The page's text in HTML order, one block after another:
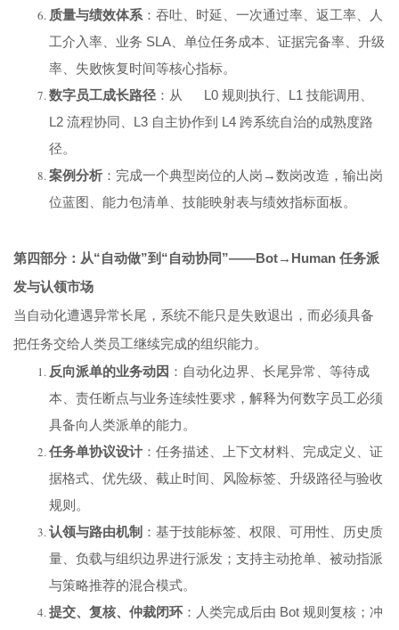
质量与绩效体系 ：吞吐、时延、一次通过率、返工率、人
工介入率、业务 SLA、单位任务成本、证据完备率、升级
率、失败恢复时间等核心指标。
数字员工成长路径 ：从 L0 规则执行、L1 技能调用、
L2 流程协同、L3 自主协作到 L4 跨系统自治的成熟度路
径。
案例分析 ：完成一个典型岗位的人岗→数岗改造，输出岗
位蓝图、能力包清单、技能映射表与绩效指标面板。
第四部分：从“自动做”到“自动协同”——Bot→Human 任务派
发与认领市场
当自动化遭遇异常长尾，系统不能只是失败退出，而必须具备
把任务交给人类员工继续完成的组织能力。
反向派单的业务动因 ：自动化边界、长尾异常、等待成
本、责任断点与业务连续性要求，解释为何数字员工必须
具备向人类派单的能力。
任务单协议设计 ：任务描述、上下文材料、完成定义、证
据格式、优先级、截止时间、风险标签、升级路径与验收
规则。
认领与路由机制 ：基于技能标签、权限、可用性、历史质
量、负载与组织边界进行派发；支持主动抢单、被动指派
与策略推荐的混合模式。
提交、复核、仲裁闭环 ：人类完成后由 Bot 规则复核；冲